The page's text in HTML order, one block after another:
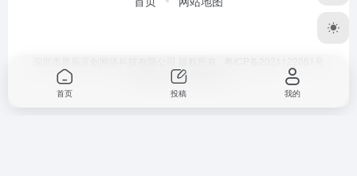
Designed by区块链456
首页 投稿 我的